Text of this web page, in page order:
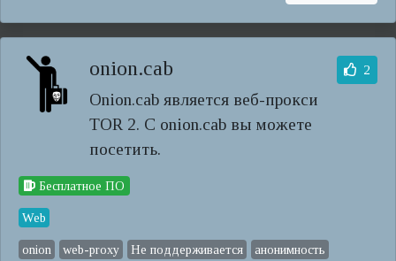
onion.cab
Onion.cab является веб-прокси
TOR 2. С onion.cab вы можете
посетить.
2
Бесплатное ПО
Web
onion web-proxy Не поддерживается
анонимность